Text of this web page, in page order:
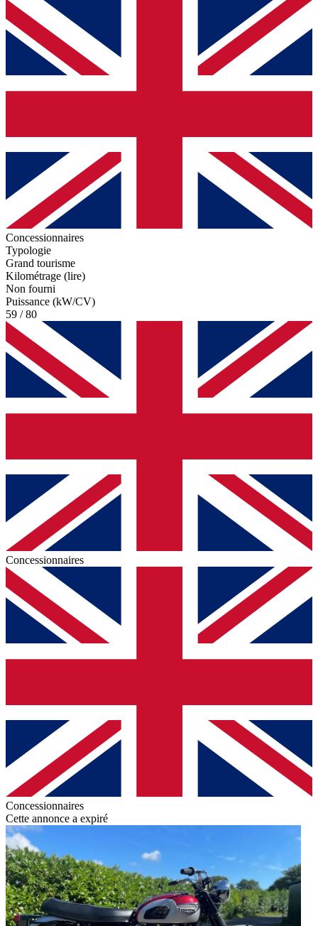
Concessionnaires
Typologie
Grand tourisme
Kilométrage (lire)
Non fourni
Puissance (kW/CV)
59 / 80
Concessionnaires
Concessionnaires
Cette annonce a expiré